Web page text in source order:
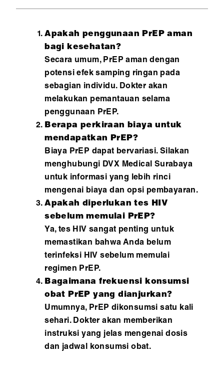
Apakah penggunaan PrEP aman
bagi kesehatan?
Secara umum, PrEP aman dengan
potensi efek samping ringan pada
sebagian individu. Dokter akan
melakukan pemantauan selama
penggunaan PrEP.
Berapa perkiraan biaya untuk
mendapatkan PrEP?
Biaya PrEP dapat bervariasi. Silakan
menghubungi DVX Medical Surabaya
untuk informasi yang lebih rinci
mengenai biaya dan opsi pembayaran.
Apakah diperlukan tes HIV
sebelum memulai PrEP?
Ya, tes HIV sangat penting untuk
memastikan bahwa Anda belum
terinfeksi HIV sebelum memulai
regimen PrEP.
Bagaimana frekuensi konsumsi
obat PrEP yang dianjurkan?
Umumnya, PrEP dikonsumsi satu kali
sehari. Dokter akan memberikan
instruksi yang jelas mengenai dosis
dan jadwal konsumsi obat.